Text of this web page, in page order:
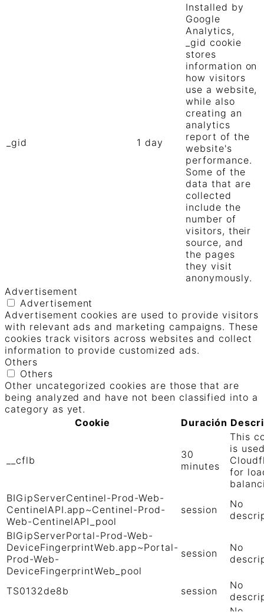
_gid 1 day
Installed by
Google
Analytics,
_gid cookie
stores
information on
how visitors
use a website,
while also
creating an
analytics
report of the
website's
performance.
Some of the
data that are
collected
include the
number of
visitors, their
source, and
the pages
they visit
anonymously.
Advertisement
Advertisement
Advertisement cookies are used to provide visitors
with relevant ads and marketing campaigns. These
cookies track visitors across websites and collect
information to provide customized ads.
Others
Others
Other uncategorized cookies are those that are
being analyzed and have not been classified into a
category as yet.
Cookie
Duración
__cflb
30
minutes
This
is
for
BIGipServerCentinel-Prod-Web-
CentinelAPI.app~Centinel-Prod-
Web-CentinelAPI_pool
session
No
BIGipServerPortal-Prod-Web-
DeviceFingerprintWeb.app~Portal-
Prod-Web-
DeviceFingerprintWeb_pool
session
No
TS0132de8b session
No